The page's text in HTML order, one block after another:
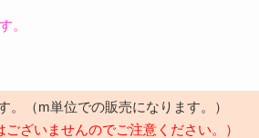
。
（m単位での販売になります。）
ございませんのでご注意ください。）